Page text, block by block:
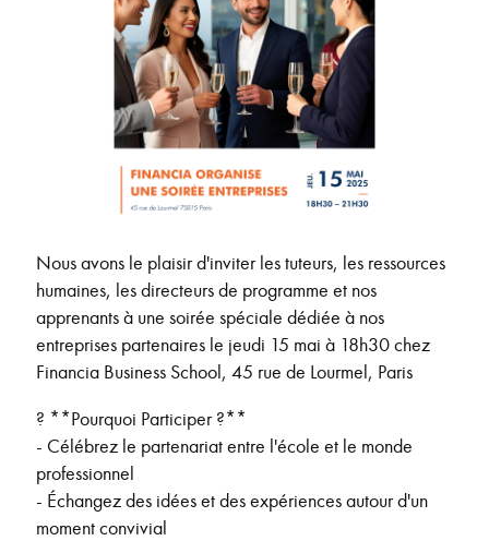
Nous avons le plaisir d'inviter les tuteurs, les ressources
humaines, les directeurs de programme et nos
apprenants à une soirée spéciale dédiée à nos
entreprises partenaires le jeudi 15 mai à 18h30 chez
Financia Business School, 45 rue de Lourmel, Paris
? **Pourquoi Participer ?**
- Célébrez le partenariat entre l'école et le monde
professionnel
- Échangez des idées et des expériences autour d'un
moment convivial